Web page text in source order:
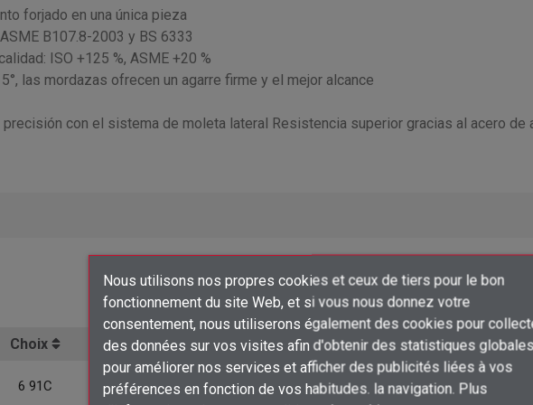
Ajouter à ma liste d'envies ×
Créer une liste d'envies ×
Nom de la liste d'envies
Connexion
Vous devez être connecté pour ajouter des produits à votre liste d'envies.
Nous utilisons nos propres cookies et ceux de tiers pour le bon
fonctionnement du site Web, et si vous nous donnez votre
consentement, nous utiliserons également des cookies pour
des données sur vos visites afin d'obtenir des statistiques globales
pour améliorer nos services et afficher des publicités liées à vos
préférences en fonction de vos habitudes. la navigation. Plus
forjado en una única pieza
B107.8-2003 y BS 6333
ISO +125 %, ASME +20 %
las mordazas ofrecen un agarre firme y el mejor alcance
con el sistema de moleta lateral Resistencia superior gracias al acero
Choix Prix
6 91C Connectez-vous pour voir les prix ud